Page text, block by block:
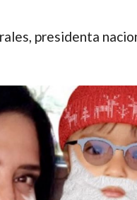
, presidenta